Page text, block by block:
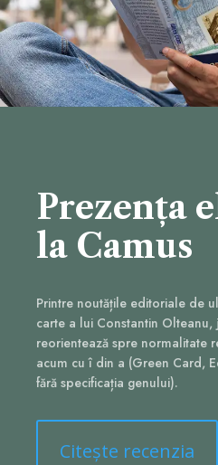
Prezența
la Camus
Printre noutățile editoriale de
carte a lui Constantin
reorientează spre normalitate
acum cu î din a (Green Card,
fără specificația genului).
Citește recenzia